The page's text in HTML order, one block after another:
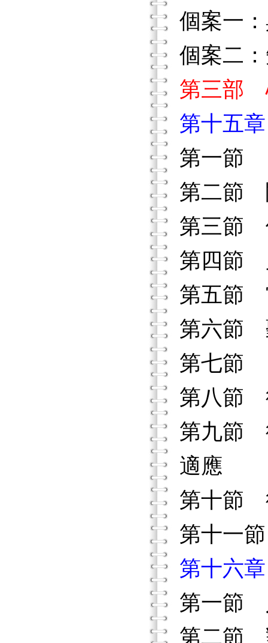
個案一
個案二
第三部
第十五
第一節
第二節
第三節
第四節
第五節
第六節
第七節
第八節
第九節
適應
第十節
第十一
第十六
第一節
第二節